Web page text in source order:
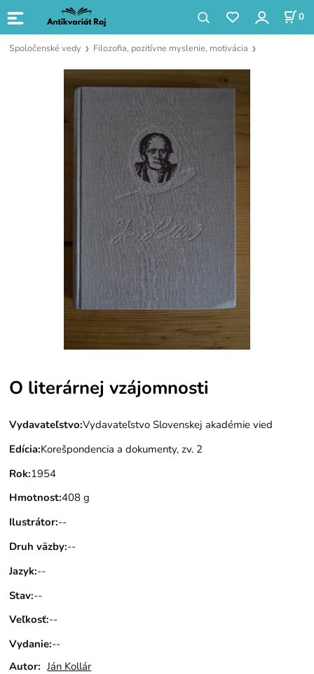
0
Spoločenské vedy Filozofia, pozitívne myslenie, motivácia
O literárnej vzájomnosti
Vydavateľstvo:Vydavateľstvo Slovenskej akadémie vied
Edícia:Korešpondencia a dokumenty, zv. 2
Rok:1954
Hmotnost:408 g
Ilustrátor:--
Druh väzby:--
Jazyk:--
Stav:--
Veľkosť:--
Vydanie:--
Autor: Ján Kollár